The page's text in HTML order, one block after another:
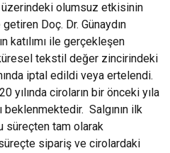
üzerindeki olumsuz etkisinin
Doç. Dr. Günaydın
katılımı ile gerçekleşen
tekstil değer zincirindeki
iptal edildi veya ertelendi.
yılında ciroların bir önceki yıla
beklenmektedir. Salgının ilk
süreçten tam olarak
sipariş ve cirolardaki